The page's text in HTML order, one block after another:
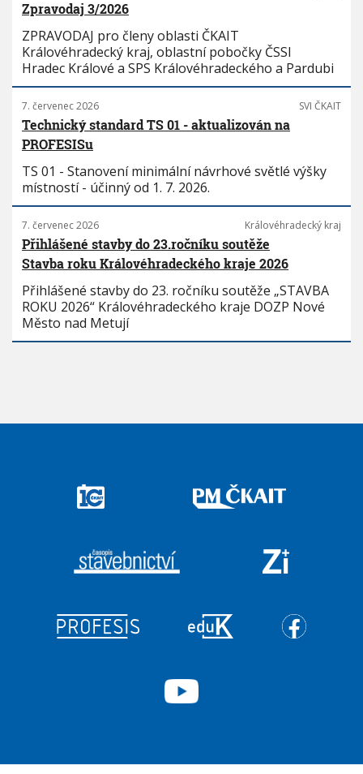
Zpravodaj 3/2026
ZPRAVODAJ pro členy oblasti ČKAIT
Královéhradecký kraj, oblastní pobočky ČSSI
Hradec Králové a SPS Královéhradeckého a Pardubi
7. červenec 2026 SVI ČKAIT
Technický standard TS 01 - aktualizován na
PROFESISu
TS 01 - Stanovení minimální návrhové světlé výšky
místností - účinný od 1. 7. 2026.
7. červenec 2026 Královéhradecký kraj
Přihlášené stavby do 23.ročníku soutěže
Stavba roku Královéhradeckého kraje 2026
Přihlášené stavby do 23. ročníku soutěže „STAVBA
ROKU 2026“ Královéhradeckého kraje DOZP Nové
Město nad Metují